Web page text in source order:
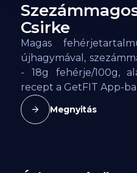
138kcal
Csirke
Magas
újhagymával,
- 18g fehérje/100g,
recept a GetFIT App-
Megnyitás